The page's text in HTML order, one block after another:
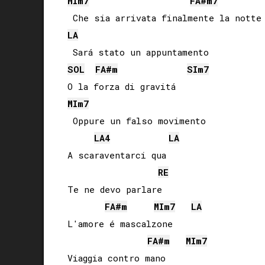
LA
SOL
FA#m SIm7
MIm7
Oppure un falso movimento
LA4
LA
A scaraventarci qua
RE
Te ne devo parlare
FA#m MIm7
LA
L'amore é mascalzone
FA#m MIm7
Viaggia contro mano